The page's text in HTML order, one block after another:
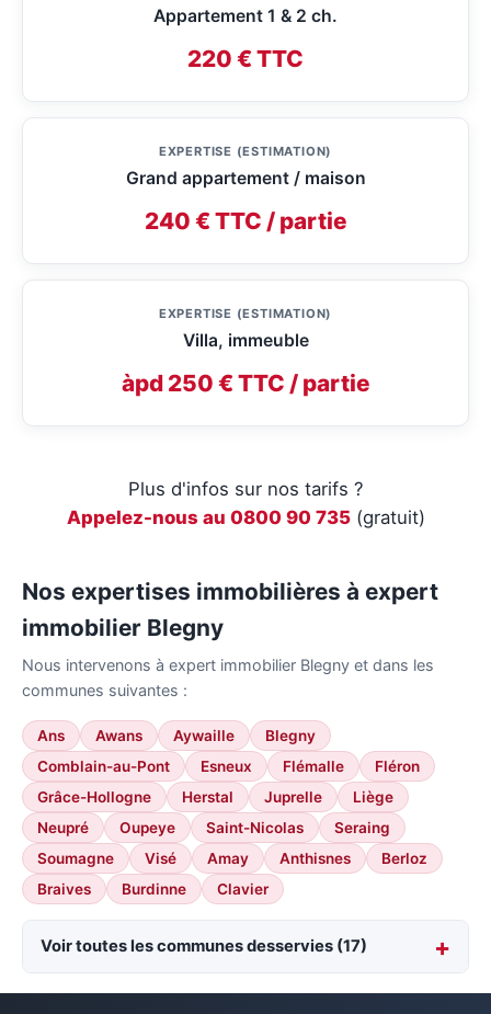
Appartement 1 & 2 ch.
220 € TTC
EXPERTISE (ESTIMATION)
Grand appartement / maison
240 € TTC / partie
EXPERTISE (ESTIMATION)
Villa, immeuble
àpd 250 € TTC / partie
Plus d'infos sur nos tarifs ?
Appelez-nous au 0800 90 735(gratuit)
Nos expertises immobilières à expert
immobilier Blegny
Nous intervenons à expert immobilier Blegny et dans les
communes suivantes :
Ans Awans Aywaille
Blegny
Comblain-au-Pont
Esneux Flémalle
Fléron
Grâce-Hollogne
Herstal Juprelle
Liège
Neupré
Oupeye Saint-Nicolas
Seraing
Soumagne
Visé Amay Anthisnes
Berloz
Braives
Burdinne Clavier
Voir toutes les communes desservies (17)